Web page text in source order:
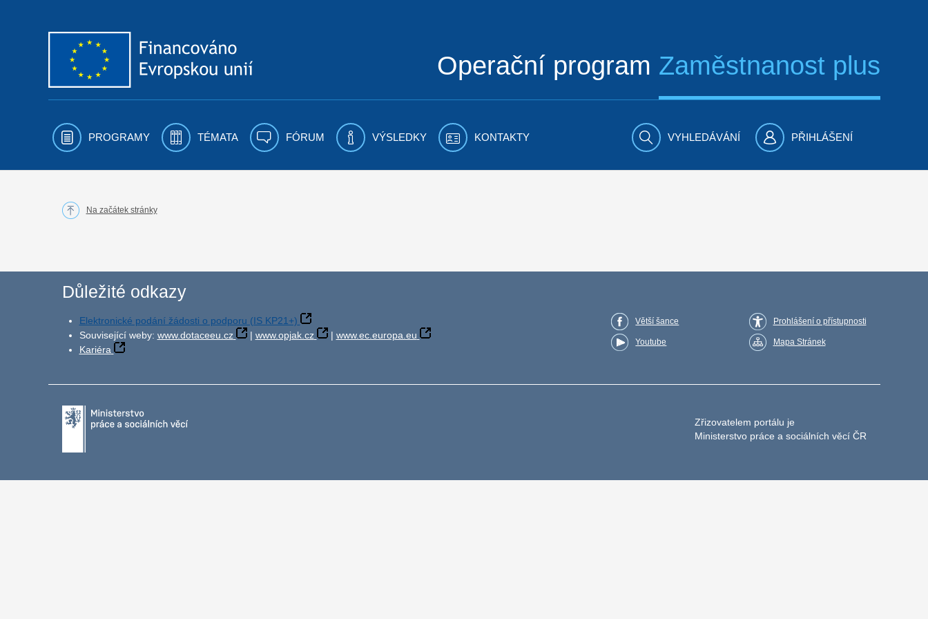
Operační program Zaměstnanost plus
PROGRAMY TÉMATA FÓRUM VÝSLEDKY KONTAKTY VYHLEDÁVÁNÍ PŘIHLÁŠENÍ
Na začátek stránky
Důležité odkazy
Elektronické podání žádosti o podporu (IS KP21+)
Související weby: www.dotaceeu.cz | www.opjak.cz | www.ec.europa.eu
Kariéra
Větší šance
Youtube
Prohlášení o přístupnosti
Mapa Stránek
Zřizovatelem portálu je
Ministerstvo práce a sociálních věcí ČR